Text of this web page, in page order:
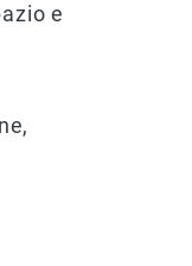
e